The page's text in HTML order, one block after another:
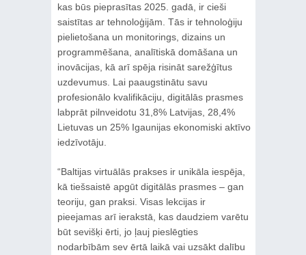
kas būs pieprasītas 2025. gadā, ir cieši
saistītas ar tehnoloģijām. Tās ir tehnoloģiju
pielietošana un monitorings, dizains un
programmēšana, analītiskā domāšana un
inovācijas, kā arī spēja risināt sarežģītus
uzdevumus. Lai paaugstinātu savu
profesionālo kvalifikāciju, digitālās prasmes
labprāt pilnveidotu 31,8% Latvijas, 28,4%
Lietuvas un 25% Igaunijas ekonomiski aktīvo
iedzīvotāju.
“Baltijas virtuālās prakses ir unikāla iespēja,
kā tiešsaistē apgūt digitālās prasmes – gan
teoriju, gan praksi. Visas lekcijas ir
pieejamas arī ierakstā, kas daudziem varētu
būt sevišķi ērti, jo ļauj pieslēgties
nodarbībām sev ērtā laikā vai uzsākt dalību